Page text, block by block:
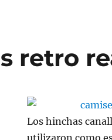
retro
Los hinchas
utilizaron como